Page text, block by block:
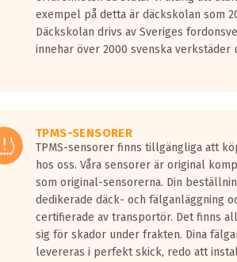
körning i över 50km/h brukar
kommer det finnas en
de vita vågorna påvisar om det är ett tyst
däck med tre svarta vågor uppnår de
exempel på detta är däckskolan som
Däckskolan drivs av Sveriges
innehar över 2000 svenska verkstäder
TPMS-SENSORER
TPMS-sensorer finns tillgängliga att
hos oss. Våra sensorer är original
som original-sensorerna. Din
dedikerade däck- och fälganläggning
certifierade av transportör. Det finns
sig för skador under frakten. Dina
levereras i perfekt skick, redo att